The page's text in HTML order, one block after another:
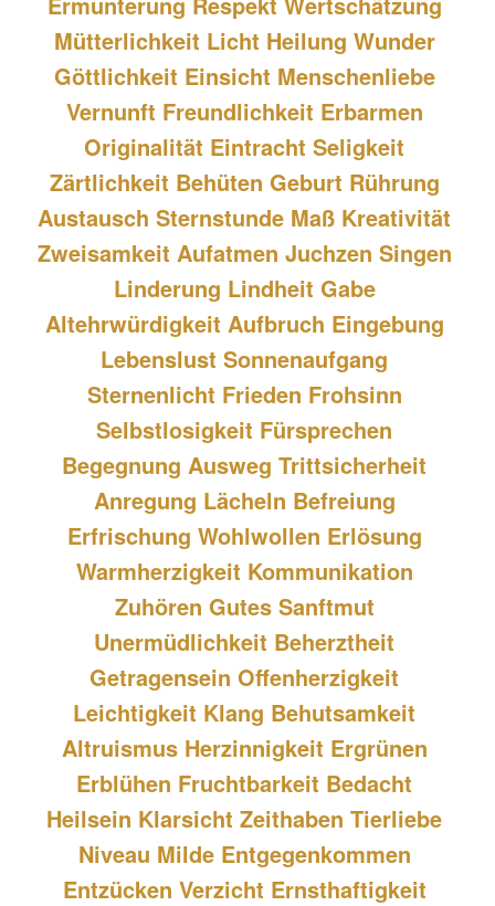
Mütterlichkeit Licht Heilung Wunder
Göttlichkeit Einsicht Menschenliebe
Vernunft Freundlichkeit Erbarmen
Originalität Eintracht Seligkeit
Zärtlichkeit Behüten Geburt Rührung
Austausch Sternstunde Maß Kreativität
Zweisamkeit Aufatmen Juchzen Singen
Linderung Lindheit Gabe
Altehrwürdigkeit Aufbruch Eingebung
Lebenslust Sonnenaufgang
Sternenlicht Frieden Frohsinn
Selbstlosigkeit Fürsprechen
Begegnung Ausweg Trittsicherheit
Anregung Lächeln Befreiung
Erfrischung Wohlwollen Erlösung
Warmherzigkeit Kommunikation
Zuhören Gutes Sanftmut
Unermüdlichkeit Beherztheit
Getragensein Offenherzigkeit
Leichtigkeit Klang Behutsamkeit
Altruismus Herzinnigkeit Ergrünen
Erblühen Fruchtbarkeit Bedacht
Heilsein Klarsicht Zeithaben Tierliebe
Niveau Milde Entgegenkommen
Entzücken Verzicht Ernsthaftigkeit